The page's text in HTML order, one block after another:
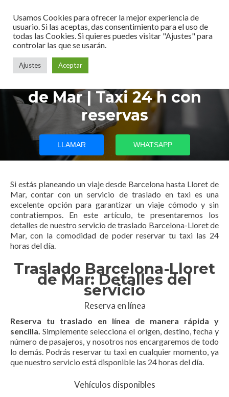
Traslado Barcelona-Lloret
de Mar | Taxi 24 h con
reservas
LLAMAR WHATSAPP
Si estás planeando un viaje desde Barcelona hasta Lloret de
Mar, contar con un servicio de traslado en taxi es una
excelente opción para garantizar un viaje cómodo y sin
contratiempos. En este artículo, te presentaremos los
detalles de nuestro servicio de traslado Barcelona-Lloret de
Mar, con la comodidad de poder reservar tu taxi las 24
horas del día.
Traslado Barcelona-Lloret
de Mar: Detalles del
servicio
Reserva en línea
Reserva tu traslado en línea de manera rápida y
sencilla. Simplemente selecciona el origen, destino, fecha y
número de pasajeros, y nosotros nos encargaremos de todo
lo demás. Podrás reservar tu taxi en cualquier momento, ya
que nuestro servicio está disponible las 24 horas del día.
Vehículos disponibles
Usamos Cookies para ofrecer la mejor experiencia de
usuario. Si las aceptas, das consentimiento para el uso de
todas las Cookies. Si quieres puedes visitar "Ajustes" para
controlar las que se usarán.
Ajustes Aceptar